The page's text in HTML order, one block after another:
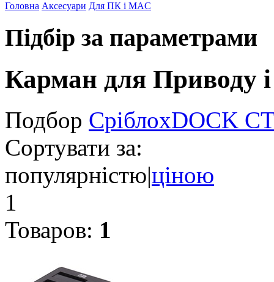
Головна Аксесуари Для ПК і MAC
Підбір за параметрами
Карман для Приводу
Подбор СріблоxDOCK
Сортувати за:
популярністю|ціною
1
Товаров: 1